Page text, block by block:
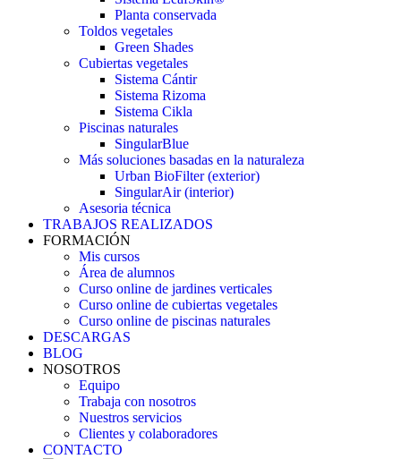
Planta conservada
Toldos vegetales
Green Shades
Cubiertas vegetales
Sistema Cántir
Sistema Rizoma
Sistema Cikla
Piscinas naturales
SingularBlue
Más soluciones basadas en la naturaleza
Urban BioFilter (exterior)
SingularAir (interior)
Asesoria técnica
TRABAJOS REALIZADOS
FORMACIÓN
Mis cursos
Área de alumnos
Curso online de jardines verticales
Curso online de cubiertas vegetales
Curso online de piscinas naturales
DESCARGAS
BLOG
NOSOTROS
Equipo
Trabaja con nosotros
Nuestros servicios
Clientes y colaboradores
CONTACTO